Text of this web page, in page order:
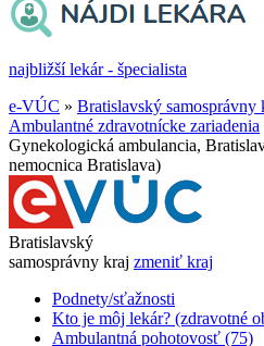
najbližší lekár - špecialista
e-VÚC » Bratislavský samosprávny
Ambulantné zdravotnícke zariadenia
Gynekologická ambulancia,
nemocnica Bratislava)
Bratislavský
samosprávny kraj zmeniť kraj
Podnety/sťažnosti
Kto je môj lekár? (zdravotné
Ambulantná pohotovosť (75)